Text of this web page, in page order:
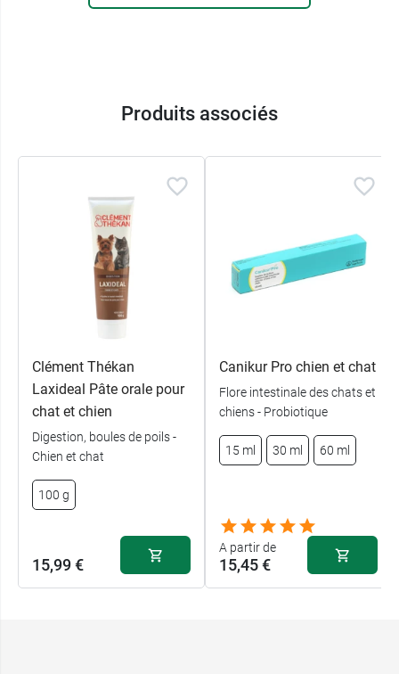
Ces friandises pour chat sont conditionnées
Caractéristiques :
Et pour protéger votre environnement de vie et
celui de votre chat contre les parasites, pensez
spray et diffuseur automatique Insecticide
Habitat Beaphar
Conditionnement :
Produits associés
Clément Thékan
Laxideal Pâte orale pour
chat et chien
Digestion, boules de poils -
Chien et chat
100 g
15,99 €
Canikur Pro chien et chat
Flore intestinale des chats et
chiens - Probiotique
15 ml 30 ml 60 ml
A partir de
15,45 €